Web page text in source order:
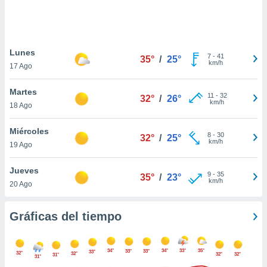
únicos
similares
como
IP
de
traten tus
a lo que
Lunes
17 Ago
35° / 25° 7- 41
km/h
Martes
18 Ago
32° / 26° 11 - 32
km/h
Miércoles
19 Ago
32° / 25° 8- 30
km/h
Jueves
20 Ago
35° / 23° 9- 35
km/h
Gráficas del tiempo
32°
31° 31° 32° 33° 34° 33° 33° 34° 33° 35°
32° 32°